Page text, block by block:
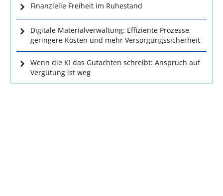
Finanzielle Freiheit im Ruhestand
Digitale Materialverwaltung: Effiziente Prozesse,
geringere Kosten und mehr Versorgungssicherheit
Wenn die KI das Gutachten schreibt: Anspruch auf
Vergütung ist weg